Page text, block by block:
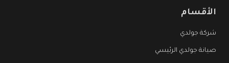
الأقسام
شركة جولدي
صيانة جولدي الرئيسي